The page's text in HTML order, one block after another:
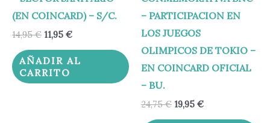
(EN COINCARD) – S/C.
14,95€ 11,95 €
AÑADIR AL
CARRITO
– PARTICIPACION EN
LOS JUEGOS
OLIMPICOS DE TOKIO –
EN COINCARD OFICIAL
– BU.
24,75€ 19,95 €